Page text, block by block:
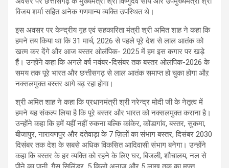
विजय शर्मा सहित अनेक गणमान्य व्यक्ति उपस्थित थे।
इस अवसर पर केन्द्रीय गृह एवं सहकारिता मंत्री श्री अमित शाह ने कहा कि
हमने तय किया था कि 31 मार्च, 2026 से पहले पूरे देश से लाल आतंक को
खत्म कर देंगे और आज बस्तर ओलंपिक- 2025 में हम इस कगार पर खड़े
हैं। उन्होंने कहा कि अगले वर्ष नवंबर-दिसंबर तक बस्तर ओलंपिक-2026 के
समय तक पूरे भारत और छत्तीसगढ़ से लाल आतंक समाप्त हो चुका होगा औऱ
नक्सलमुक्त बस्तर आगे बढ़ रहा होगा।
श्री अमित शाह ने कहा कि प्रधानमंत्री श्री नरेन्द्र मोदी जी के नेतृत्व में
हमने यह संकल्प लिया है कि पूरे बस्तर और भारत को नक्सलमुक्त कराना है।
उन्होंने कहा कि हमें यहीं नहीं रुकना बल्कि कांकेर, कोंडागांव, बस्तर, सुकमा,
बीजापुर, नारायणपुर और दंतेवाड़ा के 7 ज़िलों का संभाग बस्तर, दिसंबर 2030
दिसंबर तक देश के सबसे अधिक विकसित आदिवासी संभाग बनेगा। उन्होंने
कहा कि बस्तर के हर व्यक्ति को रहने के लिए घर, बिजली, शौचालय, नल से